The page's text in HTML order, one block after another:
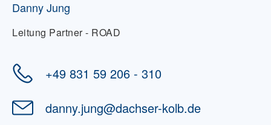
Danny Jung
Leitung Partner - ROAD
+49 831 59 206 - 310
danny.jung@dachser-kolb.de